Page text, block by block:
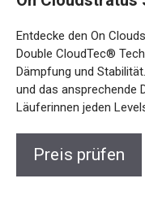
dank Double
exzellente Dämpfung
nachhaltige Materialien
machen ihn ideal für